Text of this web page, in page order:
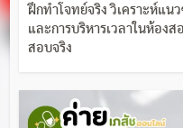
ฝึกทำโจทย์จริง วิเคราะห์แ
และการบริหารเวลาในห้อง
สอบจริง